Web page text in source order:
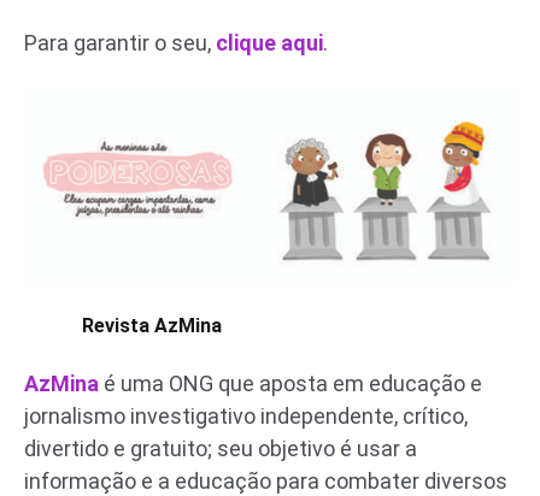
Para garantir o seu, clique aqui.
Revista AzMina
AzMina é uma ONG que aposta em educação e
jornalismo investigativo independente, crítico,
divertido e gratuito; seu objetivo é usar a
informação e a educação para combater diversos